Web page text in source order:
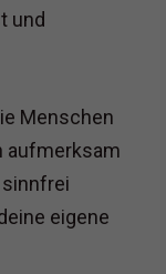
und
Menschen
aufmerksam
eigene